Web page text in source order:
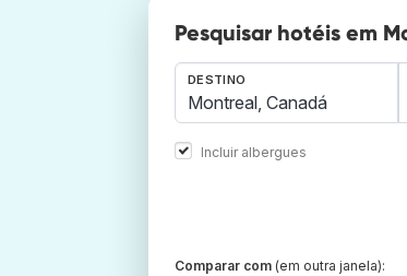
Pesquisar hotéis em
DESTINO
Incluir albergues
Comparar com (em outra janela):